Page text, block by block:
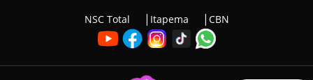
NSC Total Itapema CBN